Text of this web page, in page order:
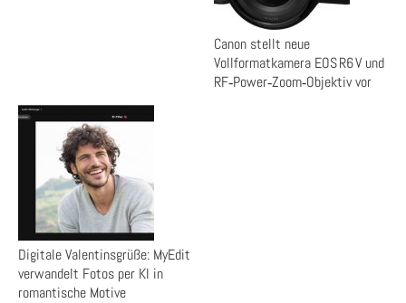
Canon stellt neue
Vollformatkamera EOS R6 V und
RF‑Power‑Zoom‑Objektiv vor
Digitale Valentinsgrüße: MyEdit
verwandelt Fotos per KI in
romantische Motive